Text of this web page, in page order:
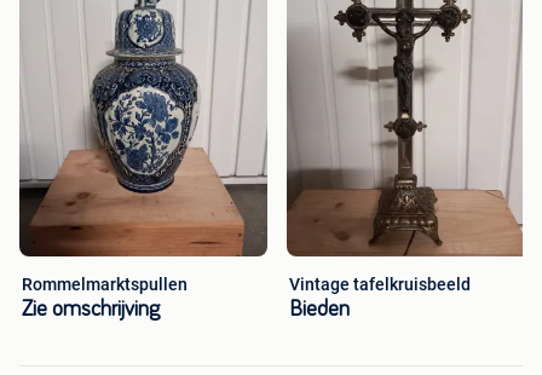
Rommelmarktspullen
Zie omschrijving
Vintage tafelkruisbeeld
Bieden